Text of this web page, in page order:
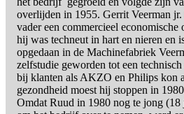
overlijden in 1955. Gerrit Veerman
vader een commercieel
hij was techneut in hart en nieren en
opgedaan in de Machinefabriek
zelfstudie geworden tot een
bij klanten als AKZO en Philips kon
gezondheid moest hij stoppen in
Omdat Ruud in 1980 nog te jong (18